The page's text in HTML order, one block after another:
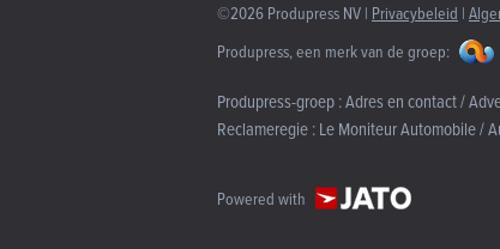
©2026 Produpress NV | Privacybeleid |
Produpress, een merk van de groep:
Produpress-groep :Adres en contact /
Reclameregie :Le Moniteur Automobile /
Powered with